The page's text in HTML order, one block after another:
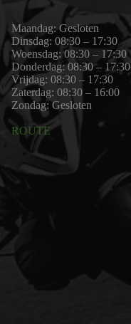
Maandag: Gesloten
Dinsdag: 08:30 – 17:30
Woensdag: 08:30 – 17:30
Donderdag: 08:30 – 17:30
Vrijdag: 08:30 – 17:30
Zaterdag: 08:30 – 16:00
Zondag: Gesloten
ROUTE